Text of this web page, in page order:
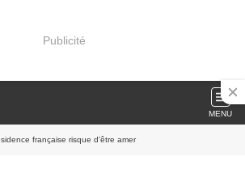
Publicité
MENU
française risque d'être amer